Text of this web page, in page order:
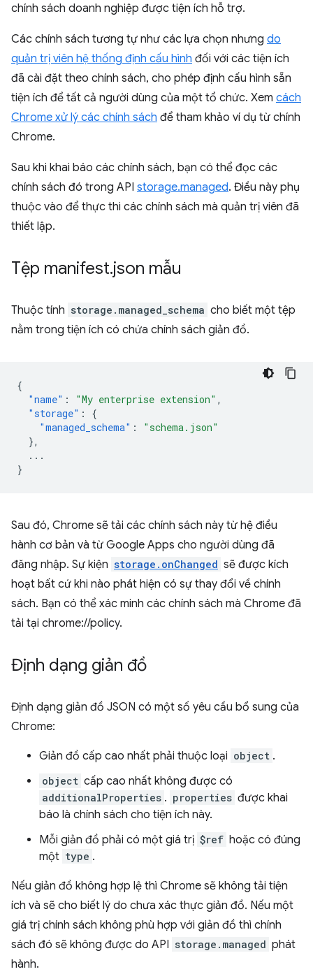
chính sách doanh nghiệp được tiện ích hỗ trợ.
Các chính sách tương tự như các lựa chọn nhưng do
quản trị viên hệ thống định cấu hình đối với các tiện ích
đã cài đặt theo chính sách, cho phép định cấu hình sẵn
tiện ích để tất cả người dùng của một tổ chức. Xem cách
Chrome xử lý các chính sách để tham khảo ví dụ từ chính
Chrome.
Sau khi khai báo các chính sách, bạn có thể đọc các
chính sách đó trong API storage.managed. Điều này phụ
thuộc vào để thực thi các chính sách mà quản trị viên đã
thiết lập.
Tệp manifest.json mẫu
Thuộc tính storage.managed_schema cho biết một tệp
nằm trong tiện ích có chứa chính sách giản đồ.
{
"name" : "My enterprise extension" ,
"storage" :
{
"managed_schema" :
"schema.json"
},
...
}
Sau đó, Chrome sẽ tải các chính sách này từ hệ điều
hành cơ bản và từ Google Apps cho người dùng đã
đăng nhập. Sự kiện storage.onChanged sẽ được kích
hoạt bất cứ khi nào phát hiện có sự thay đổi về chính
sách. Bạn có thể xác minh các chính sách mà Chrome đã
tải tại chrome://policy.
Định dạng giản đồ
Định dạng giản đồ JSON có một số yêu cầu bổ sung của
Chrome:
Giản đồ cấp cao nhất phải thuộc loại object .
object cấp cao nhất không được có
additionalProperties . properties được khai
báo là chính sách cho tiện ích này.
Mỗi giản đồ phải có một giá trị $ref hoặc có đúng
một type .
Nếu giản đồ không hợp lệ thì Chrome sẽ không tải tiện
ích và sẽ cho biết lý do chưa xác thực giản đồ. Nếu một
giá trị chính sách không phù hợp với giản đồ thì chính
sách đó sẽ không được do API storage.managed phát
hành.